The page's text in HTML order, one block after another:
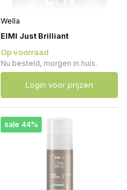
Wella
EIMI Just Brilliant
Op voorraad
Nu besteld, morgen in huis.
Login voor prijzen
sale 44%